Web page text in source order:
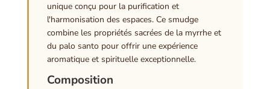
unique conçu pour la purification et
l'harmonisation des espaces. Ce smudge
combine les propriétés sacrées de la myrrhe et
du palo santo pour offrir une expérience
aromatique et spirituelle exceptionnelle.
Composition